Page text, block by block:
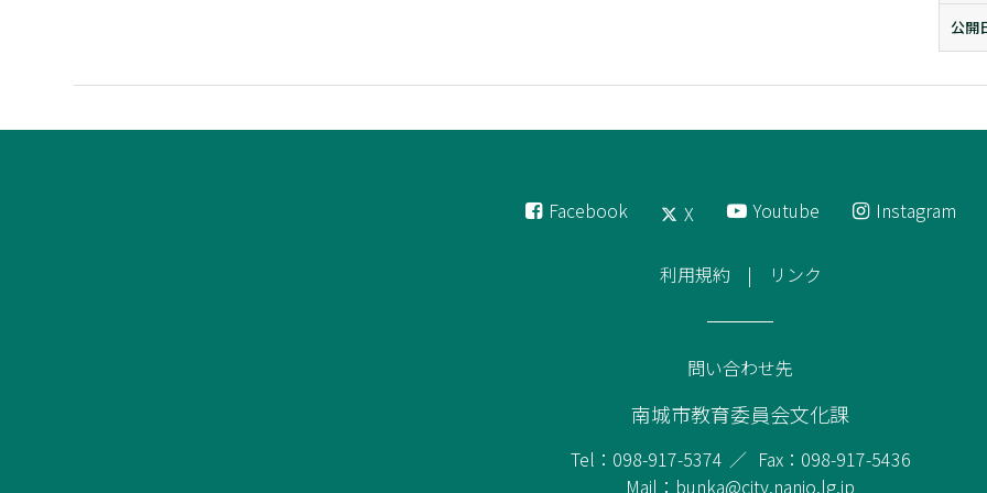
公開
Facebook X Youtube Instagram
利用規約 リンク
問い合わせ先
南城市教育委員会文化課
Tel：098-917-5374
Fax：098-917-5436
Mail：bunka@city.nanjo.lg.jp